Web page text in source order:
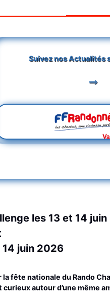
Suivez nos Actualités
==>
les 13 et 14
14 juin 2026
fête nationale du Rando
autour d’une même